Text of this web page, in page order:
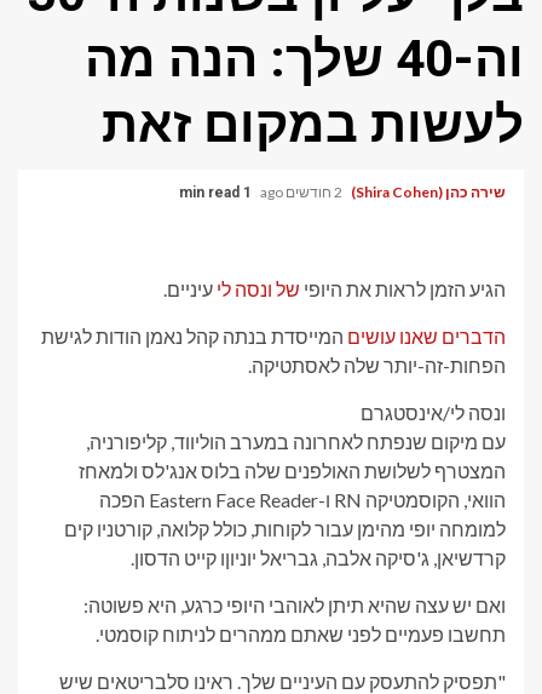
וה-40 שלך: הנה מה
לעשות במקום זאת
שירה כהן (Shira Cohen) 2 חודשים ago 1 min read
הגיע הזמן לראות את היופי של ונסה לי עיניים.
הדברים שאנו עושים המייסדת בנתה קהל נאמן הודות לגישת
הפחות-זה-יותר שלה לאסתטיקה.
ונסה לי/אינסטגרם
עם מיקום שנפתח לאחרונה במערב הוליווד, קליפורניה,
המצטרף לשלושת האולפנים שלה בלוס אנג'לס ולמאחז
הוואי, הקוסמטיקה RN ו-Eastern Face Reader הפכה
למומחה יופי מהימן עבור לקוחות, כוללקלואה, קורטניו קים
קרדשיאן, ג'סיקה אלבה, גבריאל יוניוןו קייט הדסון.
ואם יש עצה שהיא תיתן לאוהבי היופי כרגע, היא פשוטה:
תחשבו פעמיים לפני שאתם ממהרים לניתוח קוסמטי.
"תפסיק להתעסק עם העיניים שלך. ראינו סלבריטאים שיש